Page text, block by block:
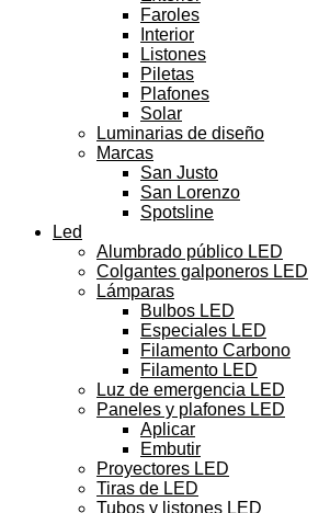
Faroles
Interior
Listones
Piletas
Plafones
Solar
Luminarias de diseño
Marcas
San Justo
San Lorenzo
Spotsline
Led
Alumbrado público LED
Colgantes galponeros LED
Lámparas
Bulbos LED
Especiales LED
Filamento Carbono
Filamento LED
Luz de emergencia LED
Paneles y plafones LED
Aplicar
Embutir
Proyectores LED
Tiras de LED
Tubos y listones LED